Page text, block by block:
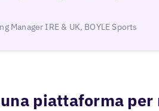
Manager IRE & UK, BOYLE Sports
piattaforma